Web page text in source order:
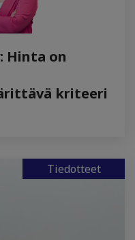
Hinta on
kriteeri
Tiedotteet